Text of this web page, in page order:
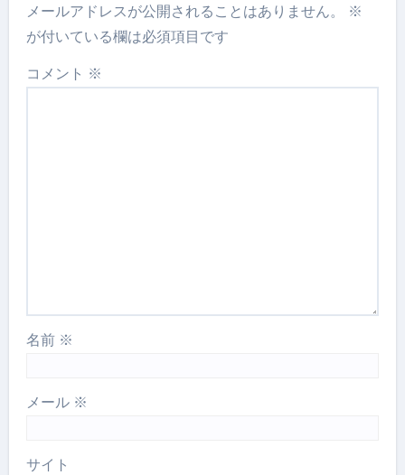
メールアドレスが公開されることはありません。
※
が付いている欄は必須項目です
コメント ※
名前 ※
メール ※
サイト